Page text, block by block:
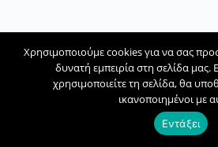
Χρησιμοποιούμε cookies για να σας
δυνατή εμπειρία στη σελίδα μας.
χρησιμοποιείτε τη σελίδα, θα
ικανοποιημένοι με
Εντάξει